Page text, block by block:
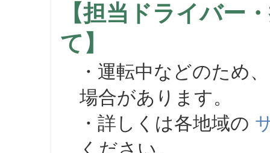
【担当ドライバー
て】
・運転中などのため
場合があります。
・詳しくは各地域の